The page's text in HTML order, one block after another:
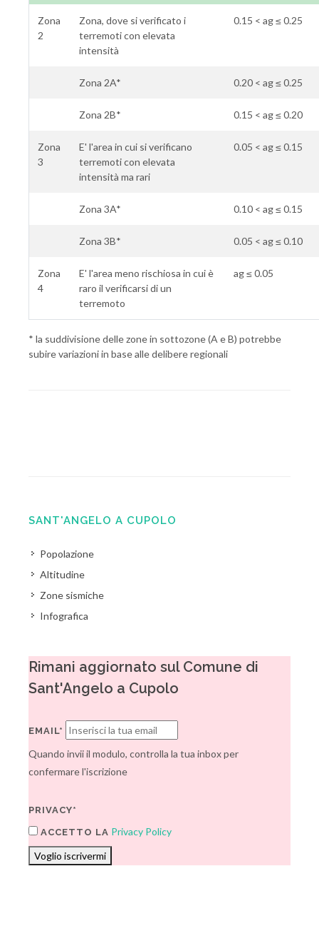
Zona
2
Zona, dove si verificato i
terremoti con elevata
intensità
0.15 < ag ≤ 0.25
Zona 2A* 0.20 < ag ≤ 0.25
Zona 2B* 0.15 < ag ≤ 0.20
Zona
3
E' l'area in cui si verificano
terremoti con elevata
intensità ma rari
0.05 < ag ≤ 0.15
Zona 3A* 0.10 < ag ≤ 0.15
Zona 3B* 0.05 < ag ≤ 0.10
Zona
4
E' l'area meno rischiosa in cui è
raro il verificarsi di un
terremoto
ag ≤ 0.05
* la suddivisione delle zone in sottozone (A e B) potrebbe
subire variazioni in base alle delibere regionali
SANT'ANGELO A CUPOLO
Popolazione
Altitudine
Zone sismiche
Infografica
Rimani aggiornato sul Comune di
Sant'Angelo a Cupolo
EMAIL*
Quando invii il modulo, controlla la tua inbox per
confermare l'iscrizione
PRIVACY*
ACCETTO LA Privacy Policy
Voglio iscrivermi